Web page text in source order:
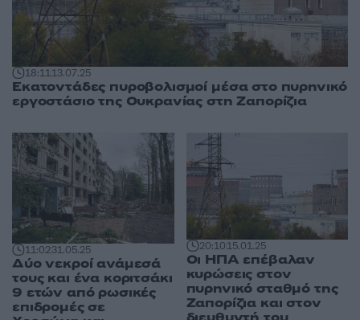
18:1113.07.25
Εκατοντάδες πυροβολισμοί μέσα στο πυρηνικό
εργοστάσιο της Ουκρανίας στη Ζαπορίζια
11:0231.05.25
Δύο νεκροί ανάμεσά
τους και ένα κοριτσάκι
9 ετών από ρωσικές
επιδρομές σε
20:1015.01.25
Οι ΗΠΑ επέβαλαν
κυρώσεις στον
πυρηνικό σταθμό της
Ζαπορίζια και στον